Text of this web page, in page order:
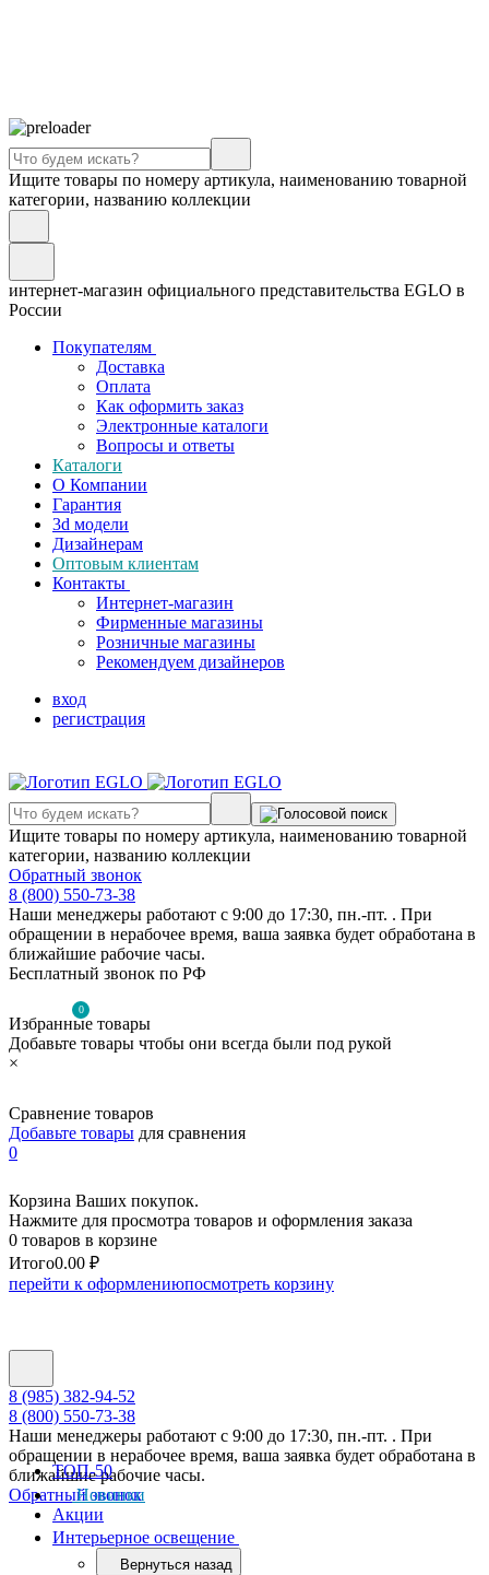
Ищите товары по номеру артикула, наименованию товарной
категории, названию коллекции
интернет-магазин официального представительства EGLO в
России
Покупателям
Доставка
Оплата
Как оформить заказ
Электронные каталоги
Вопросы и ответы
Каталоги
О Компании
Гарантия
3d модели
Дизайнерам
Оптовым клиентам
Контакты
Интернет-магазин
Фирменные магазины
Розничные магазины
Рекомендуем дизайнеров
вход
регистрация
Ищите товары по номеру артикула, наименованию товарной
категории, названию коллекции
Обратный звонок
8 (800) 550-73-38
Наши менеджеры работают с 9:00 до 17:30, пн.-пт. . При
обращении в нерабочее время, ваша заявка будет обработана в
ближайшие рабочие часы.
Бесплатный звонок по РФ
0
Избранные товары
Добавьте товары чтобы они всегда были под рукой
×
Сравнение товаров
Добавьте товары для сравнения
0
Корзина Ваших покупок.
Нажмите для просмотра товаров и оформления заказа
0 товаров в корзине
Итого0.00 ₽
перейти к оформлениюпосмотреть корзину
8 (985) 382-94-52
8 (800) 550-73-38
Наши менеджеры работают с 9:00 до 17:30, пн.-пт. . При
обращении в нерабочее время, ваша заявка будет обработана в
ближайшие рабочие часы.
Обратный звонок
ТОП-50
Новинки
Акции
Интерьерное освещение
Вернуться назад